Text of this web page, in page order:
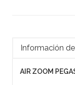
Información
AIR ZOOM